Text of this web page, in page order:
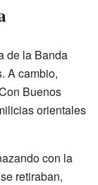
de la Banda
A cambio,
Buenos
orientales
con la
retiraban,